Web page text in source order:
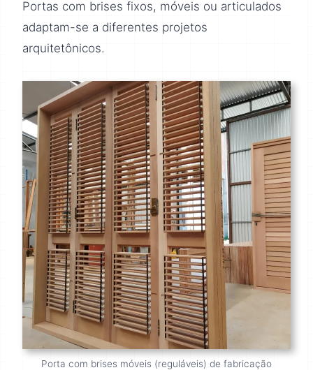
Portas com brises fixos, móveis ou articulados
adaptam-se a diferentes projetos
arquitetônicos.
Porta com brises móveis (reguláveis) de fabricação